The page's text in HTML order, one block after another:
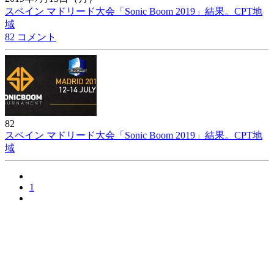
スペイン マドリード大会「Sonic Boom 2019」結果。CPT地
域
82 コメント
82
スペイン マドリード大会「Sonic Boom 2019」結果。CPT地
域
1